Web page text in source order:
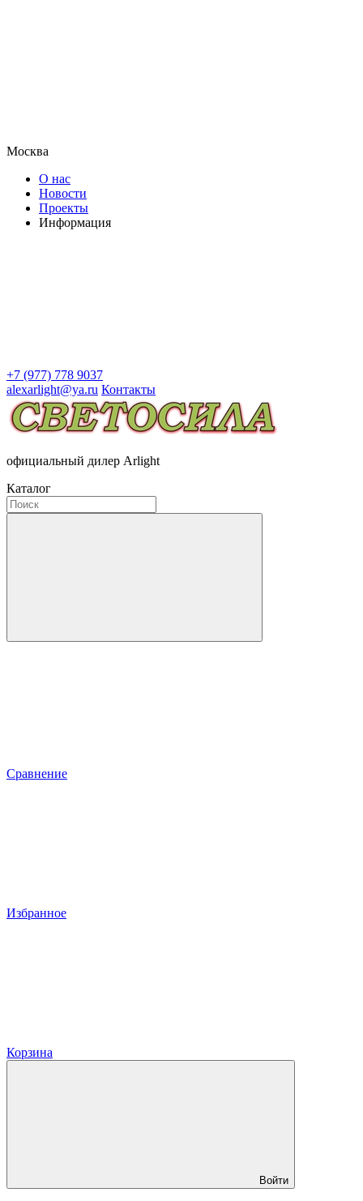
Москва
О нас
Новости
Проекты
Информация
+7 (977) 778 9037
alexarlight@ya.ru Контакты
официальный дилер Arlight
Каталог
Сравнение
Избранное
Корзина
Войти